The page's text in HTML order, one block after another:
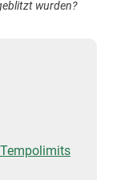
wurden?